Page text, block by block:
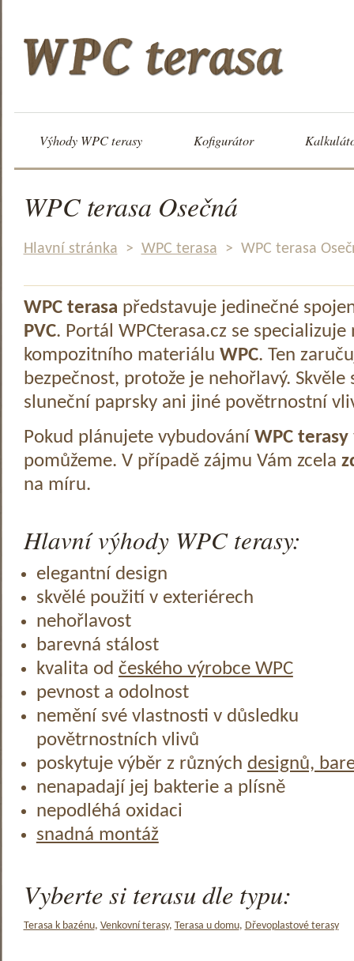
Výhody WPC terasy Kofigurátor
WPC terasa Osečná
Hlavní stránka > WPC terasa > WPC terasa
WPC terasa představuje jedinečné
PVC. Portál WPCterasa.cz se specializuje
kompozitního materiálu WPC. Ten
bezpečnost, protože je nehořlavý.
sluneční paprsky ani jiné povětrnostní
Pokud plánujete vybudování WPC terasy
pomůžeme. V případě zájmu Vám zcela
na míru.
Hlavní výhody WPC terasy:
elegantní design
skvělé použití v exteriérech
nehořlavost
barevná stálost
kvalita od českého výrobce WPC
pevnost a odolnost
nemění své vlastnosti v důsledku
povětrnostních vlivů
poskytuje výběr z různých designů,
nenapadají jej bakterie a plísně
nepodléhá oxidaci
snadná montáž
Vyberte si terasu dle typu:
Terasa k bazénu, Venkovní terasy, Terasa u domu, Dřevoplastové terasy